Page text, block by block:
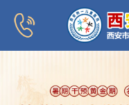
新闻中心